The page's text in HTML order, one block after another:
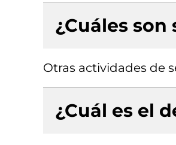
¿Cuáles
Otras actividades de
¿Cuál es el